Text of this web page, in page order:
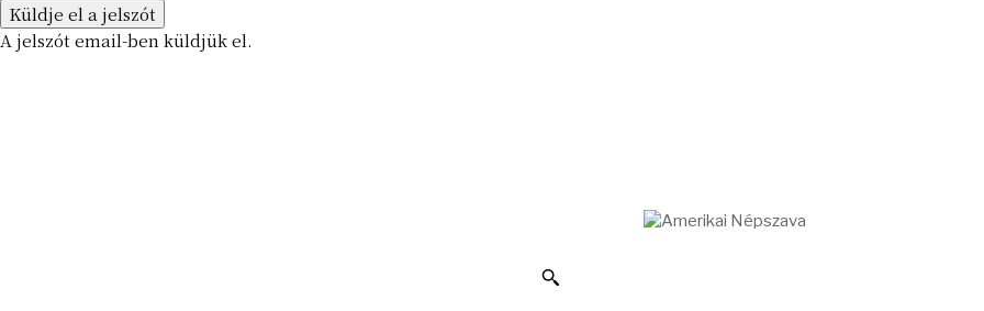
A jelszót email-ben küldjük el.